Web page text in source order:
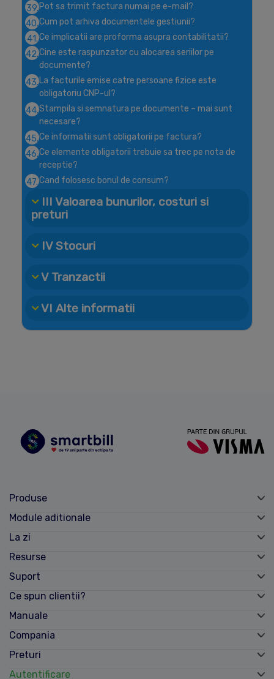
39. Pot sa trimit factura numai pe e-mail?
40.Cum pot arhiva documentele gestiunii?
41.Ce implicatii are proforma asupra contabilitatii?
42.Cine este raspunzator cu alocarea seriilor pe
documente?
43.La facturile emise catre persoane fizice este
obligatoriu CNP-ul?
44.Stampila si semnatura pe documente – mai sunt
necesare?
45.Ce informatii sunt obligatorii pe factura?
46.Ce elemente obligatorii trebuie sa trec pe nota de
receptie?
47.Cand folosesc bonul de consum?
III Valoarea bunurilor, costuri si
preturi
IV Stocuri
V Tranzactii
VI Alte informatii
Produse
Module aditionale
La zi
Resurse
Suport
Ce spun clientii?
Manuale
Compania
Preturi
Autentificare